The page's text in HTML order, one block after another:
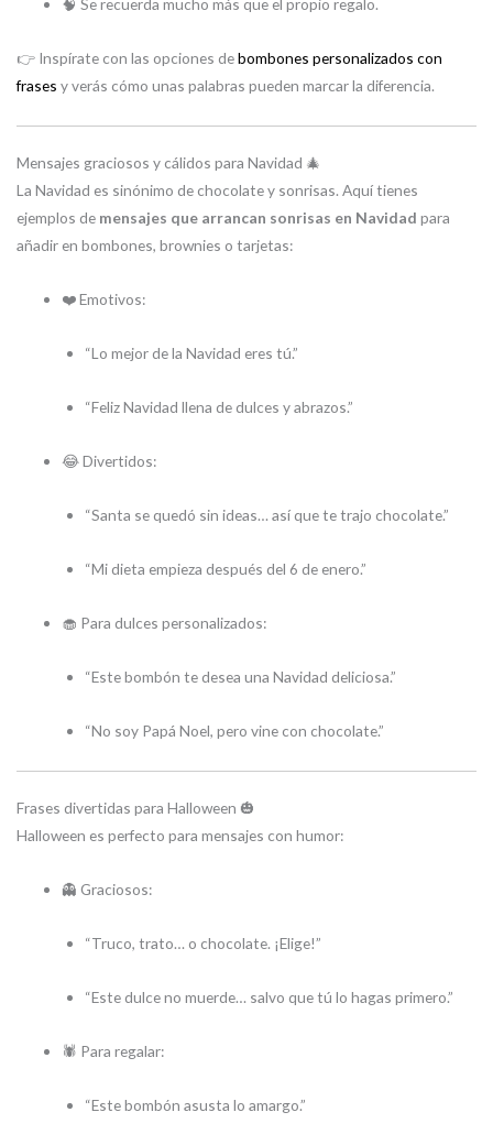
👉 Inspírate con las opciones debombones personalizados con
frases y verás cómo unas palabras pueden marcar la diferencia.
Mensajes graciosos y cálidos para Navidad 🎄
La Navidad es sinónimo de chocolate y sonrisas. Aquí tienes
ejemplos de mensajes que arrancan sonrisas en Navidad para
añadir en bombones, brownies o tarjetas:
❤️ Emotivos:
“Lo mejor de la Navidad eres tú.”
“Feliz Navidad llena de dulces y abrazos.”
😂 Divertidos:
“Santa se quedó sin ideas… así que te trajo chocolate.”
“Mi dieta empieza después del 6 de enero.”
🧁 Para dulces personalizados:
“Este bombón te desea una Navidad deliciosa.”
“No soy Papá Noel, pero vine con chocolate.”
Frases divertidas para Halloween 🎃
Halloween es perfecto para mensajes con humor:
👻 Graciosos:
“Truco, trato… o chocolate. ¡Elige!”
“Este dulce no muerde… salvo que tú lo hagas primero.”
🕷️ Para regalar:
“Este bombón asusta lo amargo.”